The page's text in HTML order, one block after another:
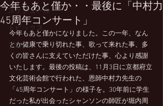
スケジュール
トピックス
ブログ
今年もあと僅か・・最後に「中村力
45周年コンサート」
今年もあと僅かになりました。この一年、なん
とか健康で乗り切れた事、歌って来れた事、多
くの皆さんに支えていただけた事、心より感謝
いたします。最後の投稿は、11月3日に京都府立
文化芸術会館で行われた、恩師中村力先生の
「45周年コンサート」の様子を。30年前に学生
だった私が出会ったシャンソンの師匠が堀内周